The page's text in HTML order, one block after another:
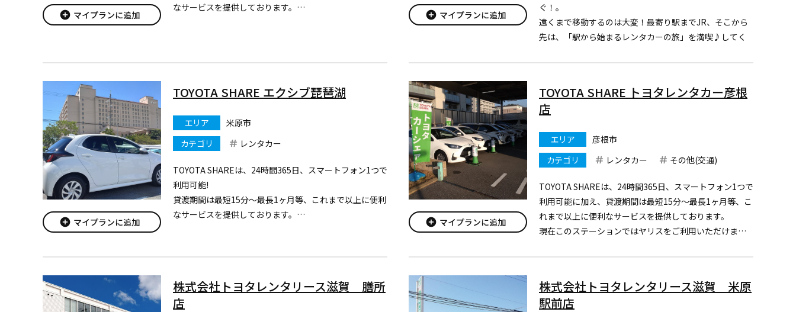
add_circle マイプランに追加
なサービスを提供しております。
す。
add_circle マイプランに追加
ぐ！。
遠くまで移動するのは大変！最寄り駅までJR、そこから
先は、「駅から始まるレンタカーの旅」を満喫♪してく
・JR西日本グループが運営するレンタカー会社なので安
・全社ETC車載器・カーナビも標準装備も充実
・乗捨てが50㌔以内の場合無料
add_circle マイプランに追加
TOYOTA SHARE エクシブ琵琶湖
エリア
米原市
カテゴリ
レンタカー
TOYOTA SHAREは、24時間365日、スマートフォン1つで
利用可能!
貸渡期間は最短15分～最長1ヶ月等、これまで以上に便利
なサービスを提供しております。
まずは、アプリをダウンロードし会員登録をお願いしま
https://mobi ...
add_circle マイプランに追加
TOYOTA SHARE トヨタレンタカー彦根
店
エリア
彦根市
カテゴリ
レンタカー その他(交通)
TOYOTA SHAREは、24時間365日、スマートフォン1つで
利用可能に加え、貸渡期間は最短15分～最長1ヶ月等、こ
れまで以上に便利なサービスを提供しております。
現在このステーションではヤリスをご利用いただけま
まずは、アプリをダウンロードし会員登録をお願いしま
株式会社トヨタレンタリース滋賀 膳所
店
株式会社トヨタレンタリース滋賀 米原
駅前店